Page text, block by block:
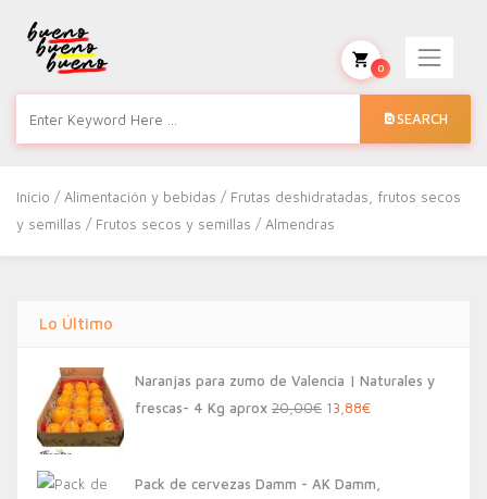
SEARCH
0
Inicio /Alimentación y bebidas / Frutas deshidratadas, frutos secos
y semillas / Frutos secos y semillas / Almendras
Lo Último
Naranjas para zumo de Valencia | Naturales y
frescas- 4 Kg aprox 20,00€ El
era:
13,88€El
es:
Pack de cervezas Damm - AK Damm,